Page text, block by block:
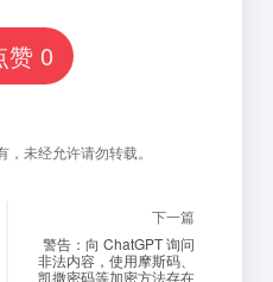
赞 0
未经允许请勿转载。
下一篇
警告：向 ChatGPT 询问
非法内容，使用摩斯码、
凯撒密码等加密方法存在